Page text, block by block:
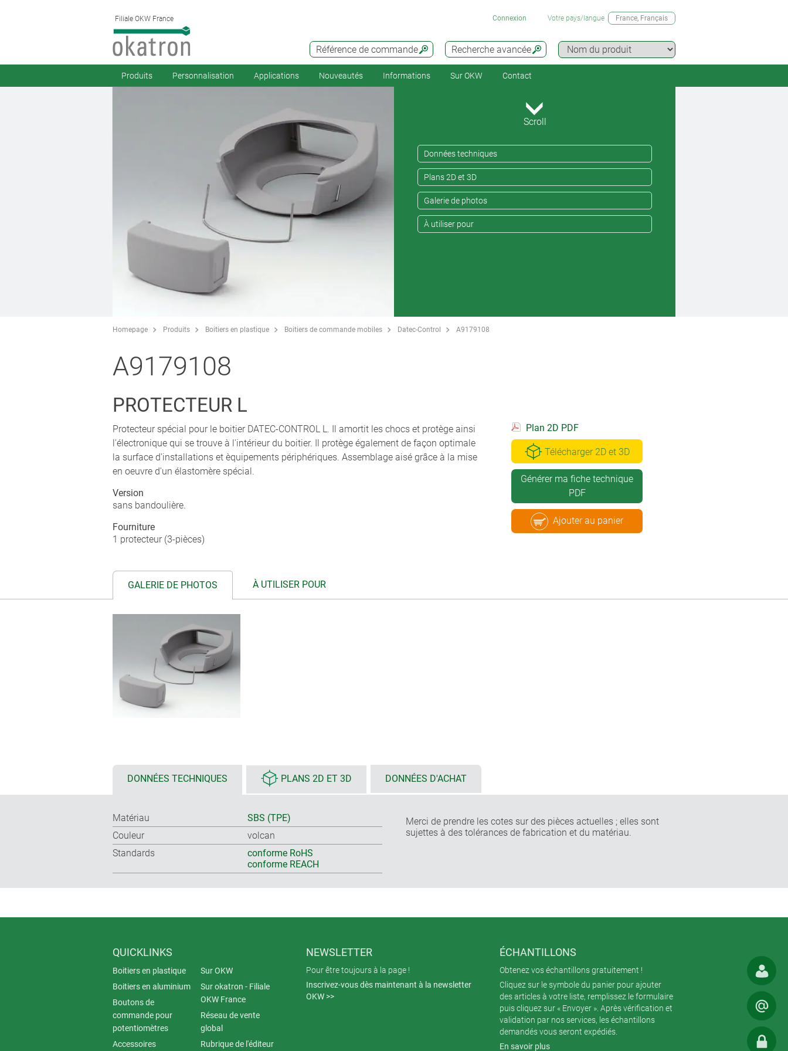
Filiale OKW France
Recherche avancée
Référence de commande
Connexion Votre pays/langue France, Français
Produits Personnalisation Applications Nouveautés Informations Sur OKW Contact
Scroll
Données techniques
Plans 2D et 3D
Galerie de photos
À utiliser pour
Homepage Produits Boitiers en plastique Boitiers de commande mobiles Datec-Control A9179108
A9179108
PROTECTEUR L
Protecteur spécial pour le boitier DATEC-CONTROL L. Il amortit les chocs et protège ainsi
l'électronique qui se trouve à l'intérieur du boitier. Il protège également de façon optimale
la surface d'installations et èquipements périphériques. Assemblage aisé grâce à la mise
en oeuvre d'un élastomère spécial.
Version
sans bandoulière.
Fourniture
1 protecteur (3-pièces)
Plan 2D PDF
Télécharger 2D et 3D
Générer ma fiche technique
PDF
Ajouter au panier
GALERIE DE PHOTOS À UTILISER POUR
DONNÉES TECHNIQUES PLANS 2D ET 3D DONNÉES D'ACHAT
Matériau
SBS (TPE)
Couleur
volcan
Standards
conforme RoHS
conforme REACH
Merci de prendre les cotes sur des pièces actuelles ; elles sont
sujettes à des tolérances de fabrication et du matériau.
QUICKLINKS
Boitiers en plastique
Boitiers en aluminium
Boutons de
commande pour
potentiomètres
Accessoires
Sur OKW
Sur okatron - Filiale
OKW France
Réseau de vente
global
Rubrique de l'éditeur
NEWSLETTER
Pour être toujours à la page !
Inscrivez-vous dès maintenant à la newsletter
OKW >>
ÉCHANTILLONS
Obtenez vos échantillons gratuitement !
Cliquez sur le symbole du panier pour ajouter
des articles à votre liste, remplissez le formulaire
puis cliquez sur « Envoyer ». Après vérification et
validation par nos services, les échantillons
demandés vous seront expédiés.
En savoir plus